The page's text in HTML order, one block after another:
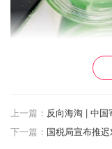
部死皮，滋润唇部
罐，我这款是绿色
上一篇： 反向海淘 | 中
下一篇：